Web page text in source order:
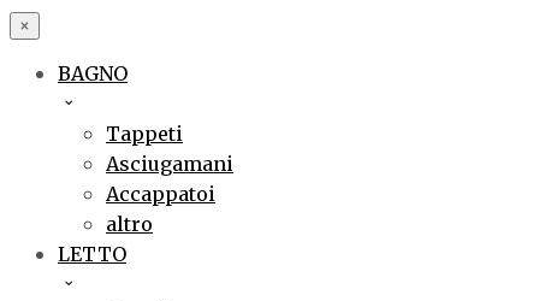
×
BAGNO
Tappeti
Asciugamani
Accappatoi
altro
LETTO